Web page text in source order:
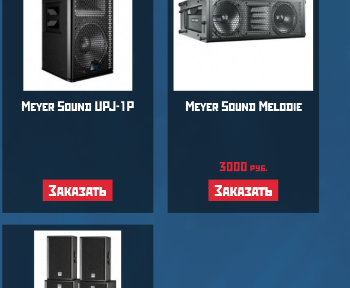
Meyer Sound UPJ-1P
Заказать
Meyer Sound Melodie
3000 руб.
Заказать